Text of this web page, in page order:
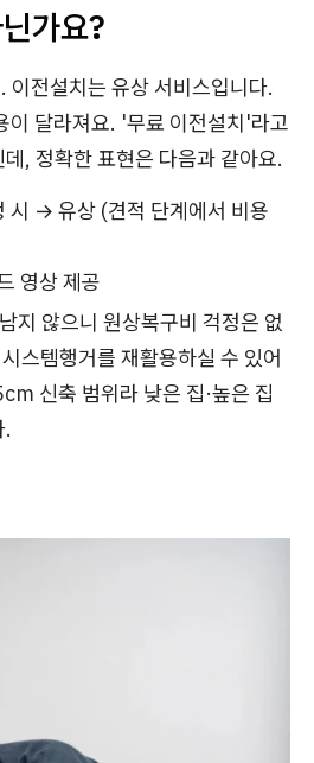
가요?
이전설치는 유상 서비스입니다.
이 달라져요. '무료 이전설치'라고
, 정확한 표현은 다음과 같아요.
시 → 유상 (견적 단계에서 비용
영상 제공
지 않으니 원상복구비 걱정은 없
스템행거를 재활용하실 수 있어
신축 범위라 낮은 집·높은 집
.